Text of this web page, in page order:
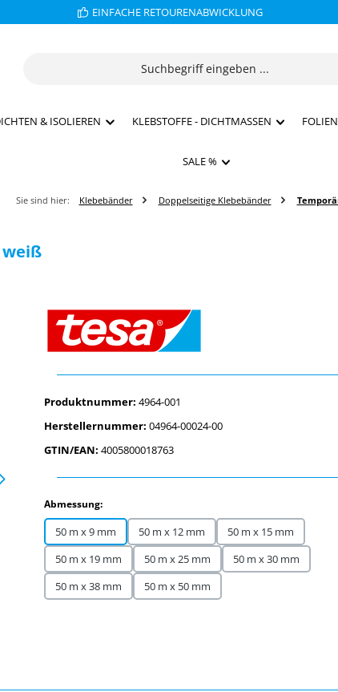
EINFACHE RETOURENABWICKLUNG
& ISOLIEREN KLEBSTOFFE - DICHTMASSEN FOLIEN
SALE %
Sie sind hier: Klebebänder Doppelseitige Klebebänder
weiß
Produktnummer: 4964-001
Herstellernummer: 04964-00024-00
GTIN/EAN: 4005800018763
Abmessung:auswählen
50 m x 9 mm 50 m x 12 mm
50 m x 15 mm
50 m x 19 mm
50 m x 25 mm
50 m x 30 mm
50 m x 38 mm
50 m x 50 mm